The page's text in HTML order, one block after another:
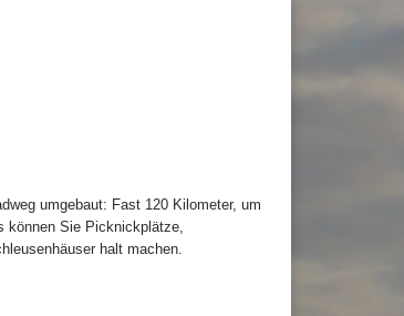
umgebaut: Fast 120 Kilometer, um
können Sie Picknickplätze,
halt machen.